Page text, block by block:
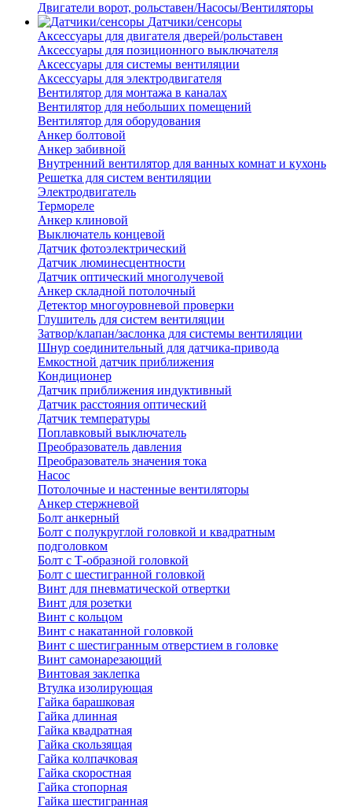
Двигатели ворот, рольставен/Насосы/Вентиляторы
Датчики/сенсоры
Аксессуары для двигателя дверей/рольставен
Аксессуары для позиционного выключателя
Аксессуары для системы вентиляции
Аксессуары для электродвигателя
Вентилятор для монтажа в каналах
Вентилятор для небольших помещений
Вентилятор для оборудования
Анкер болтовой
Анкер забивной
Внутренний вентилятор для ванных комнат и кухонь
Решетка для систем вентиляции
Электродвигатель
Термореле
Анкер клиновой
Выключатель концевой
Датчик фотоэлектрический
Датчик люминесцентности
Датчик оптический многолучевой
Анкер складной потолочный
Детектор многоуровневой проверки
Глушитель для систем вентиляции
Затвор/клапан/заслонка для системы вентиляции
Шнур соединительный для датчика-привода
Емкостной датчик приближения
Кондиционер
Датчик приближения индуктивный
Датчик расстояния оптический
Датчик температуры
Поплавковый выключатель
Преобразователь давления
Преобразователь значения тока
Насос
Потолочные и настенные вентиляторы
Анкер стержневой
Болт анкерный
Болт с полукруглой головкой и квадратным
подголовком
Болт с Т-образной головкой
Болт с шестигранной головкой
Винт для пневматической отвертки
Винт для розетки
Винт с кольцом
Винт с накатанной головкой
Винт с шестигранным отверстием в головке
Винт самонарезающий
Винтовая заклепка
Втулка изолирующая
Гайка барашковая
Гайка длинная
Гайка квадратная
Гайка скользящая
Гайка колпачковая
Гайка скоростная
Гайка стопорная
Гайка шестигранная